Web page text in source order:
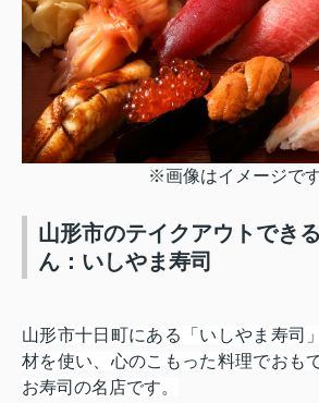
※画像はイメージです
山形市のテイクアウトでき
ん：いしやま寿司
山形市十日町にある「いしやま寿司
材を使い、心のこもった料理でおも
お寿司の名店です。